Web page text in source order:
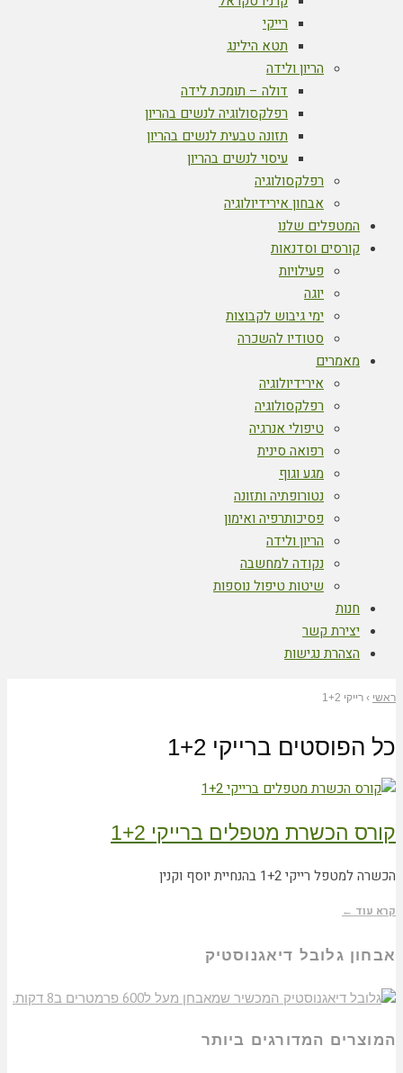
רייקי
תטא הילינג
הריון ולידה
דולה – תומכת לידה
רפלקסולוגיה לנשים בהריון
תזונה טבעית לנשים בהריון
עיסוי לנשים בהריון
רפלקסולוגיה
אבחון אירידיולוגיה
המטפלים שלנו
קורסים וסדנאות
פעילויות
יוגה
ימי גיבוש לקבוצות
סטודיו להשכרה
מאמרים
אירידיולוגיה
רפלקסולוגיה
טיפולי אנרגיה
רפואה סינית
מגע וגוף
נטורופתיה ותזונה
פסיכותרפיה ואימון
הריון ולידה
נקודה למחשבה
שיטות טיפול נוספות
חנות
יצירת קשר
הצהרת נגישות
ראשי › רייקי 1+2
כל הפוסטים ברייקי 1+2
קורס הכשרת מטפלים ברייקי 1+2
הכשרה למטפל רייקי 1+2 בהנחיית יוסף וקנין
קרא עוד ←
אבחון גלובל דיאגנוסטיק
המוצרים המדורגים ביותר